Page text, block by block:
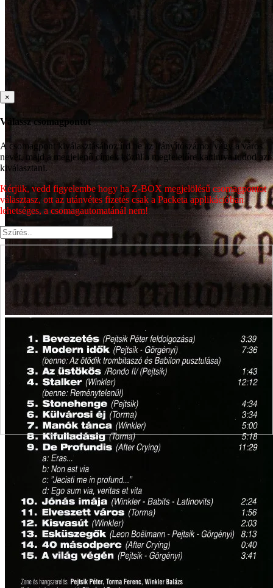
×
Válassz csomagpontot
A csomagpont kiválasztásához írd be az irányítószámot vagy a város
nevét, majd a megjelenő címek közül a megfelelőre kattintva tudod azt
kiválasztani.
Kérjük, vedd figyelembe hogy ha Z-BOX megjelölésű csomagpontot
választasz, ott az utánvétes fizetés csak a Packeta applikációban
lehetséges, a csomagautomatánál nem!